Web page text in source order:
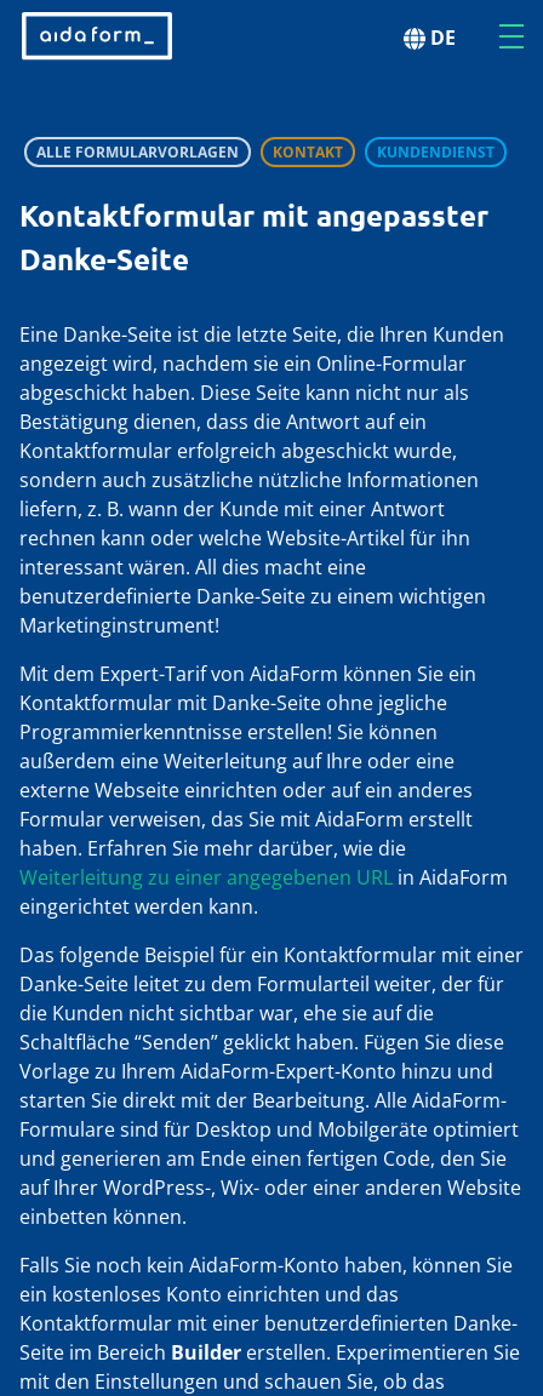
DE
ALLE FORMULARVORLAGEN KONTAKT KUNDENDIENST
Kontaktformular mit angepasster
Danke-Seite
Eine Danke-Seite ist die letzte Seite, die Ihren Kunden
angezeigt wird, nachdem sie ein Online-Formular
abgeschickt haben. Diese Seite kann nicht nur als
Bestätigung dienen, dass die Antwort auf ein
Kontaktformular erfolgreich abgeschickt wurde,
sondern auch zusätzliche nützliche Informationen
liefern, z. B. wann der Kunde mit einer Antwort
rechnen kann oder welche Website-Artikel für ihn
interessant wären. All dies macht eine
benutzerdefinierte Danke-Seite zu einem wichtigen
Marketinginstrument!
Mit dem Expert-Tarif von AidaForm können Sie ein
Kontaktformular mit Danke-Seite ohne jegliche
Programmierkenntnisse erstellen! Sie können
außerdem eine Weiterleitung auf Ihre oder eine
externe Webseite einrichten oder auf ein anderes
Formular verweisen, das Sie mit AidaForm erstellt
haben. Erfahren Sie mehr darüber, wie die
Weiterleitung zu einer angegebenen URL in AidaForm
eingerichtet werden kann.
Das folgende Beispiel für ein Kontaktformular mit einer
Danke-Seite leitet zu dem Formularteil weiter, der für
die Kunden nicht sichtbar war, ehe sie auf die
Schaltfläche “Senden” geklickt haben. Fügen Sie diese
Vorlage zu Ihrem AidaForm-Expert-Konto hinzu und
starten Sie direkt mit der Bearbeitung. Alle AidaForm-
Formulare sind für Desktop und Mobilgeräte optimiert
und generieren am Ende einen fertigen Code, den Sie
auf Ihrer WordPress-, Wix- oder einer anderen Website
einbetten können.
Falls Sie noch kein AidaForm-Konto haben, können Sie
ein kostenloses Konto einrichten und das
Kontaktformular mit einer benutzerdefinierten Danke-
Seite im Bereich Builder erstellen. Experimentieren Sie
mit den Einstellungen und schauen Sie, ob das